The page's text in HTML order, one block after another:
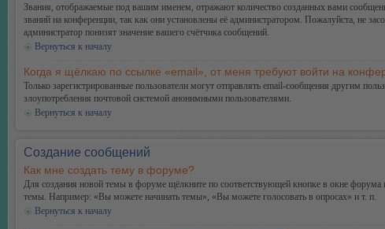
Звания, отображаемые под вашим именем, отражают количество созданных вами
званий на конференции, так как они установлены её администратором. Пожалуйста, не
администратор понизят значение вашего счётчика сообщений.
Вернуться к началу
Когда я щёлкаю по ссылке «email», от меня требуют войти на
Только зарегистрированные пользователи могут отправлять email-сообщения другим
злоупотребления почтовой системой анонимными пользователями.
Вернуться к началу
Создание сообщений
Как мне создать тему в форуме?
Для создания новой темы в форуме щёлкните по соответствующей кнопке в окне
темы. Например: «Вы можете начинать темы», «Вы можете голосовать в опросах» и т. п.
Вернуться к началу